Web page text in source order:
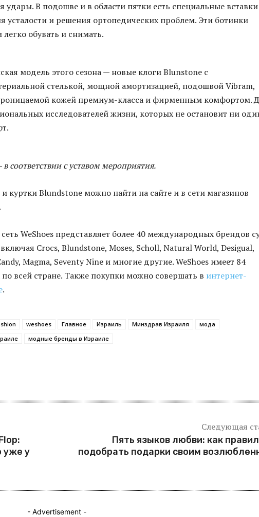
удары. В подошве и в области пятки есть специальные
усталости и решения ортопедических проблем. Эти ботинки
легко обувать и снимать.
модель этого сезона — новые клоги Blunstone с
стелькой, мощной амортизацией, подошвой Vibram,
кожей премиум-класса и фирменным комфортом.
исследователей жизни, которых не остановит ни
соответствии с уставом мероприятия.
куртки Blundstone можно найти на сайте и в сети магазинов
WeShoes представляет более 40 международных брендов
Crocs, Blundstone, Moses, Scholl, Natural World, Desigual,
Magma, Seventy Nine и многие другие. WeShoes имеет 84
всей стране. Также покупки можно совершать в интернет-
.
weshoes Главное Израиль Минздрав Израиля
мода
модные бренды в Израиле
уже у
Следующая
Пять языков любви: как
подобрать подарки своим
- Advertisement -